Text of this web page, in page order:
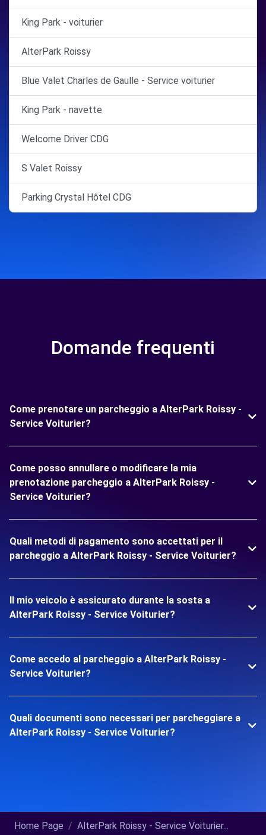
King Park - voiturier
AlterPark Roissy
Blue Valet Charles de Gaulle - Service voiturier
King Park - navette
Welcome Driver CDG
S Valet Roissy
Parking Crystal Hôtel CDG
Domande frequenti
Come prenotare un parcheggio a AlterPark Roissy -
Service Voiturier?
Come posso annullare o modificare la mia
prenotazione parcheggio a AlterPark Roissy -
Service Voiturier?
Quali metodi di pagamento sono accettati per il
parcheggio a AlterPark Roissy - Service Voiturier?
Il mio veicolo è assicurato durante la sosta a
AlterPark Roissy - Service Voiturier?
Come accedo al parcheggio a AlterPark Roissy -
Service Voiturier?
Quali documenti sono necessari per parcheggiare a
AlterPark Roissy - Service Voiturier?
Home Page AlterPark Roissy - Service Voiturier...